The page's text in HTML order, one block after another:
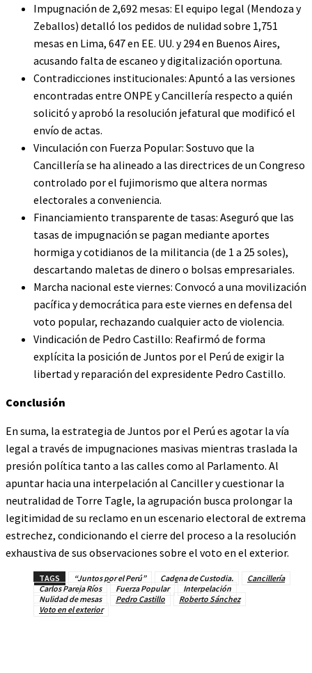
Impugnación de 2,692 mesas: El equipo legal (Mendoza y
Zeballos) detalló los pedidos de nulidad sobre 1,751
mesas en Lima, 647 en EE. UU. y 294 en Buenos Aires,
acusando falta de escaneo y digitalización oportuna.
Contradicciones institucionales: Apuntó a las versiones
encontradas entre ONPE y Cancillería respecto a quién
solicitó y aprobó la resolución jefatural que modificó el
envío de actas.
Vinculación con Fuerza Popular: Sostuvo que la
Cancillería se ha alineado a las directrices de un Congreso
controlado por el fujimorismo que altera normas
electorales a conveniencia.
Financiamiento transparente de tasas: Aseguró que las
tasas de impugnación se pagan mediante aportes
hormiga y cotidianos de la militancia (de 1 a 25 soles),
descartando maletas de dinero o bolsas empresariales.
Marcha nacional este viernes: Convocó a una movilización
pacífica y democrática para este viernes en defensa del
voto popular, rechazando cualquier acto de violencia.
Vindicación de Pedro Castillo: Reafirmó de forma
explícita la posición de Juntos por el Perú de exigir la
libertad y reparación del expresidente Pedro Castillo.
Conclusión
En suma, la estrategia de Juntos por el Perú es agotar la vía
legal a través de impugnaciones masivas mientras traslada la
presión política tanto a las calles como al Parlamento. Al
apuntar hacia una interpelación al Canciller y cuestionar la
neutralidad de Torre Tagle, la agrupación busca prolongar la
legitimidad de su reclamo en un escenario electoral de extrema
estrechez, condicionando el cierre del proceso a la resolución
exhaustiva de sus observaciones sobre el voto en el exterior.
TAGS “Juntos por el Perú” Cadena de Custodia.
Cancillería
Carlos Pareja Ríos
Fuerza Popular
Interpelación
Nulidad de mesas
Pedro Castillo
Roberto Sánchez
Voto en el exterior